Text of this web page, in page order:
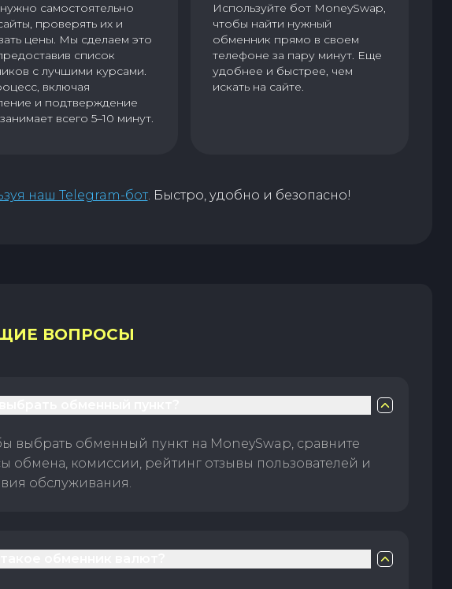
самостоятельно
проверять их и
цены. Мы сделаем это
список
с лучшими курсами.
включая
и подтверждение
всего 5–10 минут.
Используйте бот MoneySwap,
чтобы найти нужный
обменник прямо в своем
телефоне за пару минут. Еще
удобнее и быстрее, чем
искать на сайте.
наш Telegram-бот. Быстро, удобно и безопасно!
ВОПРОСЫ
выбрать обменный пункт на MoneySwap, сравните
обмена, комиссии, рейтинг отзывы пользователей и
обслуживания.